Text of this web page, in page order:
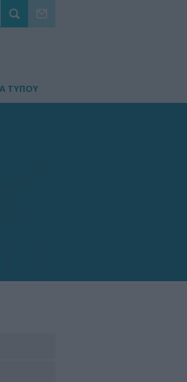
ΤΥΠΟΥ